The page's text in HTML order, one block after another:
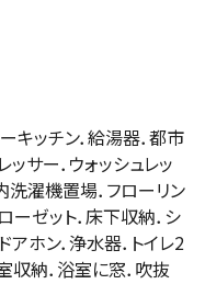
キッチン．給湯器．都市
ッサー．ウォッシュレッ
洗濯機置場．フローリン
ーゼット．床下収納．シ
アホン．浄水器．トイレ2
収納．浴室に窓．吹抜